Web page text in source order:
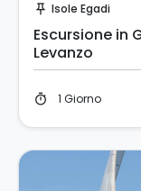
push_pin Isole Egadi
Escursione in
Levanzo
timer 1 Giorno